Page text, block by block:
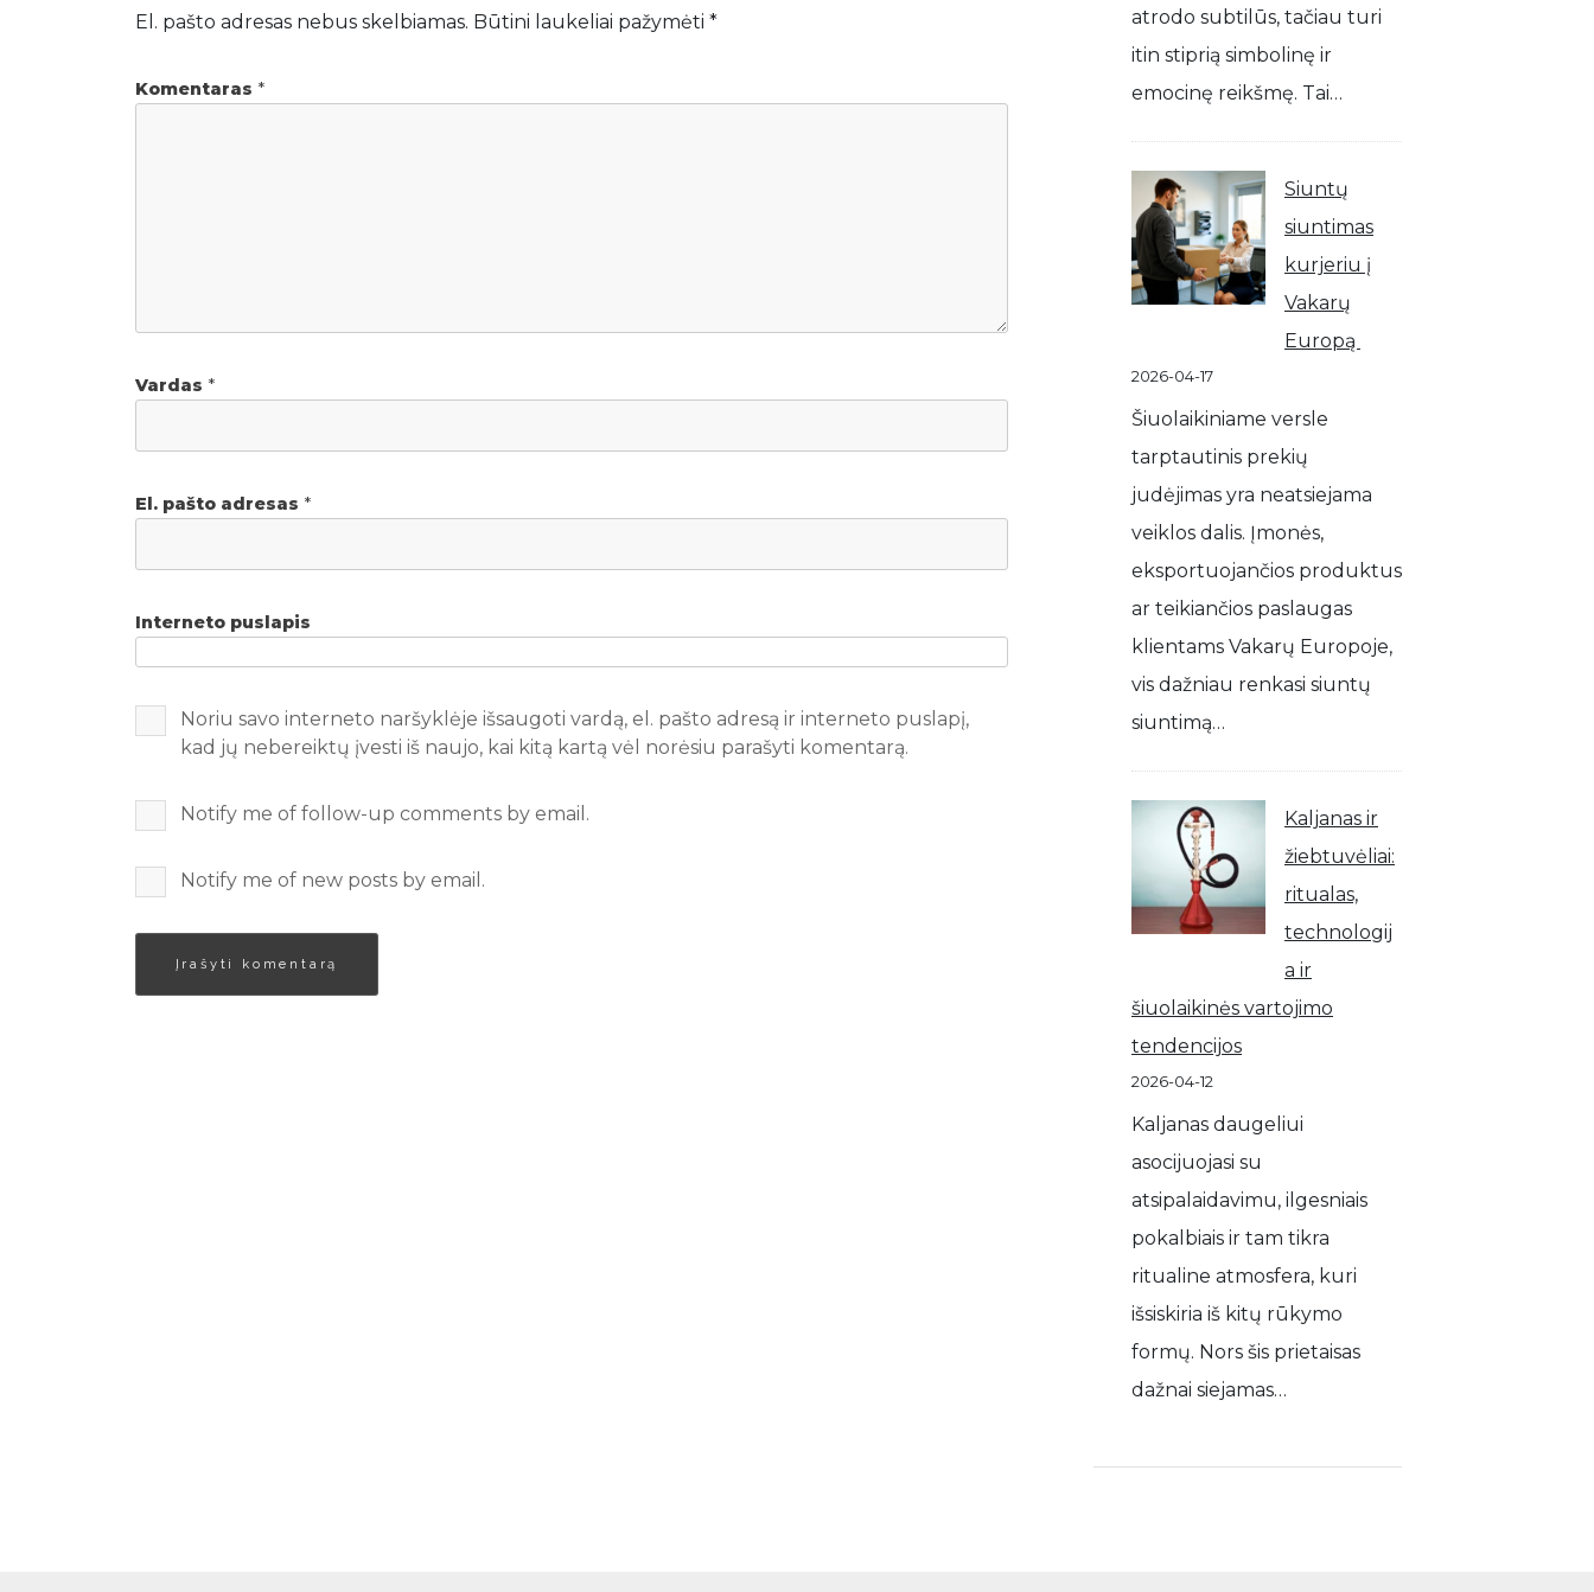
El. pašto adresas nebus skelbiamas. Būtini laukeliai pažymėti *
Komentaras *
Vardas *
El. pašto adresas *
Interneto puslapis
Noriu savo interneto naršyklėje išsaugoti vardą, el. pašto adresą ir interneto puslapį,
kad jų nebereiktų įvesti iš naujo, kai kitą kartą vėl norėsiu parašyti komentarą.
Notify me of follow-up comments by email.
Notify me of new posts by email.
atrodo subtilūs, tačiau turi
itin stiprią simbolinę ir
emocinę reikšmę. Tai…
Siuntų
siuntimas
kurjeriu į
Vakarų
Europą
2026-04-17
Šiuolaikiniame versle
tarptautinis prekių
judėjimas yra neatsiejama
veiklos dalis. Įmonės,
eksportuojančios produktus
ar teikiančios paslaugas
klientams Vakarų Europoje,
vis dažniau renkasi siuntų
siuntimą…
Kaljanas ir
žiebtuvėliai:
ritualas,
technologij
a ir
šiuolaikinės vartojimo
tendencijos
2026-04-12
Kaljanas daugeliui
asocijuojasi su
atsipalaidavimu, ilgesniais
pokalbiais ir tam tikra
ritualine atmosfera, kuri
išsiskiria iš kitų rūkymo
formų. Nors šis prietaisas
dažnai siejamas…